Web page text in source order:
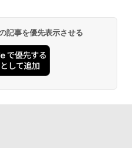
記事を優先表示させる